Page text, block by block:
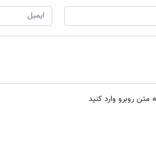
متن روبرو وارد کنید